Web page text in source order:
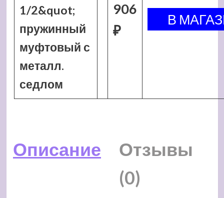
1/2&quot;
пружинный
муфтовый с
металл.
седлом
906
₽
Описание
Отзывы
(0)